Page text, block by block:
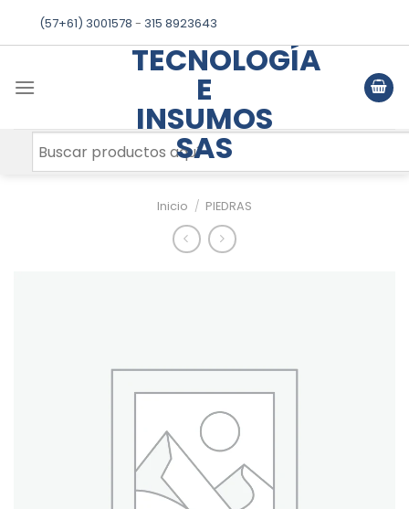
(57+61) 3001578 - 315 8923643
TECNOLOGÍA
E
INSUMOS
SAS
Inicio / PIEDRAS